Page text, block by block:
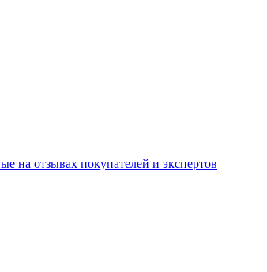
на отзывах покупателей и экспертов